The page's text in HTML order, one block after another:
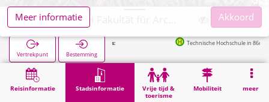
Reisinformatie Stadsinformatie
Vrije tijd &
toerisme
Mobiliteit meer
Vertrekpunt Bestemming
Technische Hochschule in 86m
Stadsinformatie Opleiding Aachen, RWTH Fakultät für Architektur
Meer informatie
Akkoord